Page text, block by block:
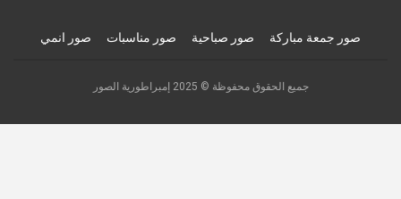
صور جمعة مباركة صور صباحية صور مناسبات صور انمي
جميع الحقوق محفوظة © 2025 إمبراطورية الصور